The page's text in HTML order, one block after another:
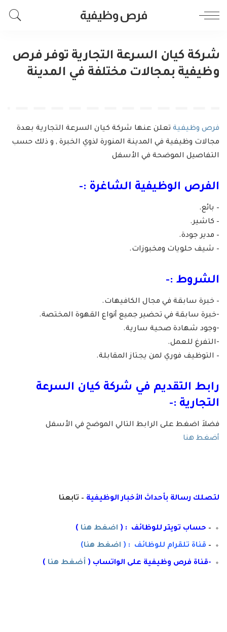
فرص وظيفية
شركة كيان السرعة التجارية توفر فرص
وظيفية بمجالات مختلفة في المدينة
فرص وظيفية تعلن عنها شركة كيان السرعة التجارية بعدة
مجالات وظيفية في المدينة المنورة لذوي الخبرة , و ذلك حسب
التفاصيل الموضحة في الأسفل
الفرص الوظيفية الشاغرة :-
– بائع.
– كاشير.
– مدير جودة.
– شيف حلويات ومخبوزات.
الشروط :-
– خبرة سابقة في مجال الكافيهات.
-خبرة سابقة في تحضير جميع أنواع القهوة المختصة.
-وجود شهادة صحية سارية.
-التفرغ للعمل.
– التوظيف فوري لمن يجتاز المقابلة.
رابط التقديم في شركة كيان السرعة
التجارية :-
فضلاَ اضغط على الرابط التالي الموضح في الأسفل
أضغط هنا
لتصلك رسالة بأحداث الأخبار الوظيفية – تابعنا
– حساب تويتر للوظائف : ( اضغط هنا )
– قناة تلقرام للوظائف : ( اضغط هنا)
-قناة فرص وظيفية على الواتساب ( أضغط هنا )